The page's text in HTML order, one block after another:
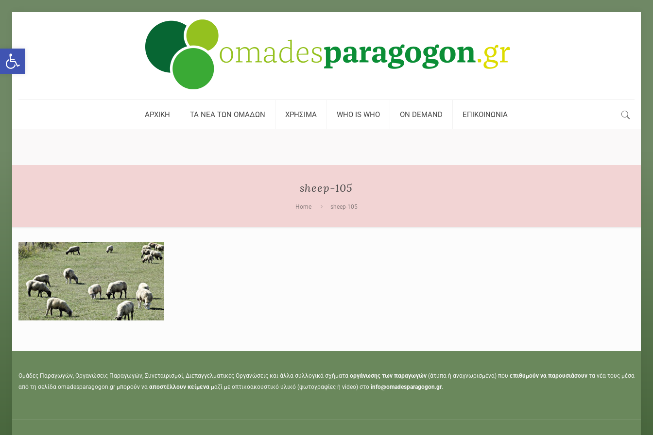
Open toolbar
ΑΡΧΙΚΗ ΤΑ ΝΕΑ ΤΩΝ ΟΜΑΔΩΝ ΧΡΗΣΙΜΑ WHO IS WHO ON DEMAND ΕΠΙΚΟΙΝΩΝΙΑ
sheep-105
Home sheep-105
Ομάδες Παραγωγών, Οργανώσεις Παραγωγών, Συνεταιρισμοί, Διεπαγγελματικές Οργανώσεις και άλλα συλλογικά σχήματα οργάνωσης των παραγωγών(άτυπα ή αναγνωρισμένα) που επιθυμούν να παρουσιάσουντα νέα τους μέσα
από τη σελίδα omadesparagogon.gr μπορούν να αποστέλλουν κείμεναμαζί με οπτικοακουστικό υλικό (φωτογραφίες ή video) στο info@omadesparagogon.gr.